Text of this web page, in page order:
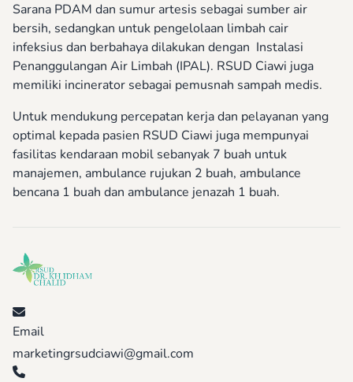
Sarana PDAM dan sumur artesis sebagai sumber air
bersih, sedangkan untuk pengelolaan limbah cair
infeksius dan berbahaya dilakukan dengan Instalasi
Penanggulangan Air Limbah (IPAL). RSUD Ciawi juga
memiliki incinerator sebagai pemusnah sampah medis.
Untuk mendukung percepatan kerja dan pelayanan yang
optimal kepada pasien RSUD Ciawi juga mempunyai
fasilitas kendaraan mobil sebanyak 7 buah untuk
manajemen, ambulance rujukan 2 buah, ambulance
bencana 1 buah dan ambulance jenazah 1 buah.
Email
marketingrsudciawi@gmail.com